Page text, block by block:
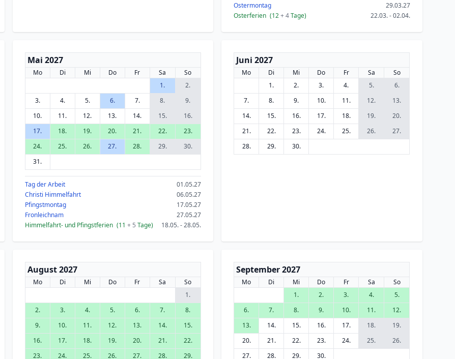
Ostermontag
29.03.27
Osterferien (12+ 4Tage) 22.03. - 02.04.
Mai 2027
Mo Di Mi Do Fr Sa
So
1.
2.
3.
4. 5. 6. 7. 8.
9.
10.
11. 12. 13. 14. 15.
16.
17.
18. 19. 20. 21. 22.
23.
24.
25. 26. 27. 28. 29.
30.
31.
Tag der Arbeit
01.05.27
Christi Himmelfahrt
06.05.27
Pfingstmontag
17.05.27
Fronleichnam
27.05.27
Himmelfahrt- und Pfingstferien (11 + 5 Tage) 18.05. - 28.05.
Juni 2027
Mo Di Mi Do Fr Sa
So
1.
2. 3. 4. 5.
6.
7.
8. 9. 10. 11. 12.
13.
14.
15. 16. 17. 18. 19.
20.
21.
22. 23. 24. 25. 26.
27.
28.
29. 30.
August 2027
Mo Di Mi Do Fr Sa
So
1.
2.
3. 4. 5. 6. 7.
8.
9.
10. 11. 12. 13. 14.
15.
16.
17. 18. 19. 20. 21.
22.
23.
24. 25. 26. 27. 28. 29.
September 2027
Mo Di Mi Do Fr Sa
So
1.
2. 3. 4.
5.
6.
7. 8. 9. 10. 11.
12.
13.
14. 15. 16. 17. 18.
19.
20.
21. 22. 23. 24. 25.
26.
27.
28. 29. 30.